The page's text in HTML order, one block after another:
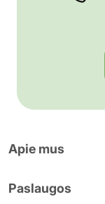
Apie mus
Paslaugos